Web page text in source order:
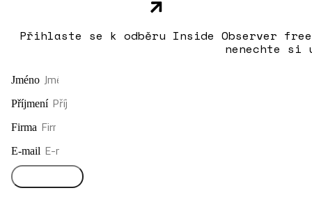
Přihlaste se k odběru Inside Observer
nenechte si
Jméno
Příjmení
Firma
E-mail